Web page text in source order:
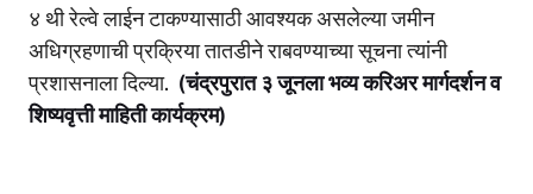
४ थी रेल्वे लाईन टाकण्यासाठी आवश्यक असलेल्या जमीन
अधिग्रहणाची प्रक्रिया तातडीने राबवण्याच्या सूचना त्यांनी
प्रशासनाला दिल्या. (चंद्रपुरात ३ जूनला भव्य करिअर मार्गदर्शन व
शिष्यवृत्ती माहिती कार्यक्रम)